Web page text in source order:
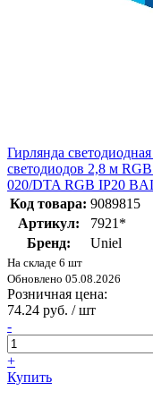
Гирлянда
светодиодов 2,8 м
020/DTA RGB IP20
Код товара: 9089815
Артикул:
7921*
Бренд:
Uniel
На складе 6 шт
Обновлено 05.08.2026
Розничная цена:
74.24 руб. / шт
-
+
Купить